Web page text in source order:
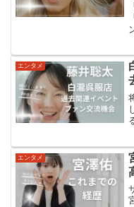
エンタメ
エンタメ